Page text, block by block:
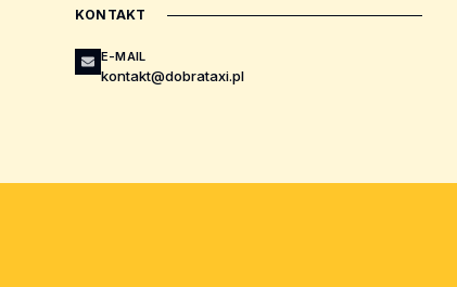
KONTAKT
E-MAIL
kontakt@dobrataxi.pl